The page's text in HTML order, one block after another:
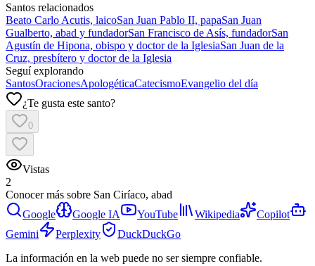
Santos relacionados
Beato Carlo Acutis, laicoSan Juan Pablo II, papaSan Juan
Gualberto, abad y fundadorSan Francisco de Asís, fundadorSan
Agustín de Hipona, obispo y doctor de la IglesiaSan Juan de la
Cruz, presbítero y doctor de la Iglesia
Seguí explorando
SantosOracionesApologéticaCatecismoEvangelio del día
¿Te gusta este santo?
0
Vistas
2
Conocer más sobre San Ciríaco, abad
Google
Google IA YouTube Wikipedia
Copilot
Gemini
Perplexity
DuckDuckGo
La información en la web puede no ser siempre confiable.